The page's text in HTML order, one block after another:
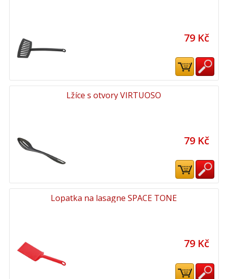
79 Kč
Lžíce s otvory VIRTUOSO
79 Kč
Lopatka na lasagne SPACE TONE
79 Kč